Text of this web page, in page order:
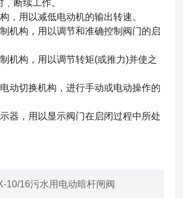
断续工作。
用以减低电动机的输出转速。
构，用以调节和准确控制阀门的启
构，用以调节转矩(或推力)并使之
切换机构，进行手动或电动操作的
，用以显示阀门在启闭过程中所处
10/16污水用电动暗杆闸阀